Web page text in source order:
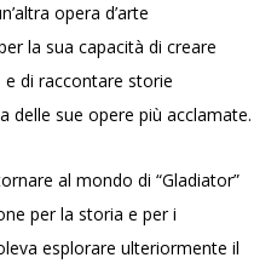
opera d’arte
la sua capacità di creare
di raccontare storie
delle sue opere più acclamate.
al mondo di “Gladiator”
per la storia e per i
esplorare ulteriormente il